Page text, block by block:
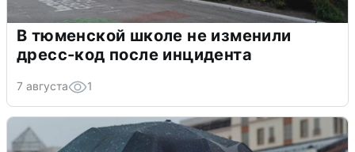
В тюменской школе не изменили
дресс-код после инцидента
7 августа 1